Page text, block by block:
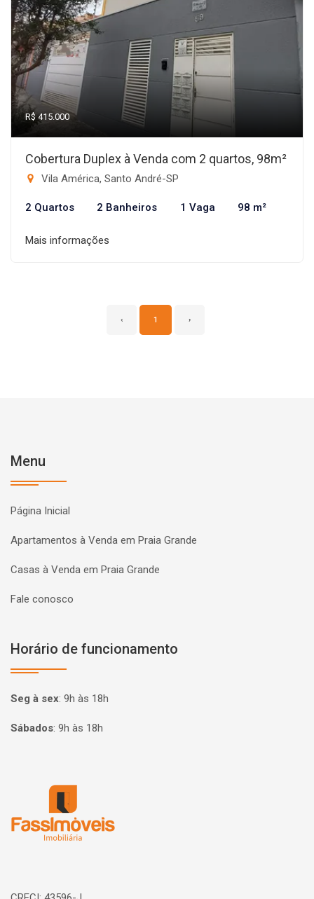
R$ 415.000
Cobertura Duplex à Venda com 2 quartos, 98m²
Vila América, Santo André-SP
2 Quartos 2 Banheiros 1 Vaga 98 m²
Mais informações
‹ 1 ›
Menu
Página Inicial
Apartamentos à Venda em Praia Grande
Casas à Venda em Praia Grande
Fale conosco
Horário de funcionamento
Seg à sex: 9h às 18h
Sábados: 9h às 18h